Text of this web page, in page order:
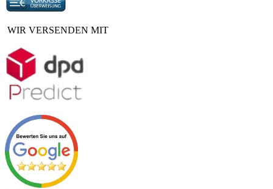
WIR VERSENDEN MIT